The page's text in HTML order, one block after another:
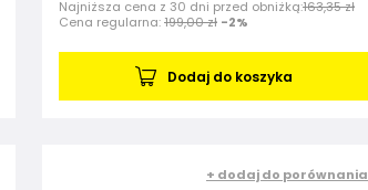
Najniższa cena z 30 dni przed obniżką:163,35 zł
Cena regularna:199,00 zł -2%
Dodaj do koszyka
+ dodaj do porównania